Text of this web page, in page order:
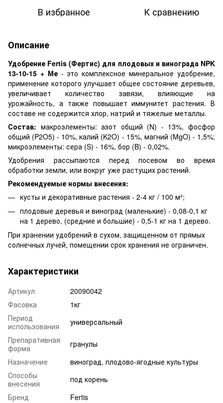
В избранное К сравнению
Описание
Удобрение Fertis (Фертис) для плодовых и винограда NPK
13-10-15 + Ме- это комплексное минеральное удобрение,
применение которого улучшает общее состояние деревьев,
увеличивает количество завязи, влияющие на
урожайность, а также повышает иммунитет растения. В
составе не содержится хлор, натрий и тяжелые металлы.
Состав: макроэлементы: азот общий (N) - 13%, фосфор
общий (P2O5) - 10%, калий (K2O) - 15%, магний (MgO) - 1,5%;
микроэлементы: сера (S) - 16%, бор (B) - 0,02%.
Удобрения рассыпаются перед посевом во время
обработки земли, или вокруг уже растущих растений.
Рекомендуемые нормы внесения:
кусты и декоративные растения - 2-4 кг / 100 м²;
плодовые деревья и виноград (маленькие) - 0,08-0,1 кг
на 1 дерево, (средние и большие) - 0,5-1 кг на 1 дерево.
При хранении удобрений в сухом, защищенном от прямых
солнечных лучей, помещении срок хранения не ограничен.
Характеристики
Артикул
20090042
Фасовка
1кг
Период
использования
универсальный
Препаративная
форма
гранулы
Назначение
виноград, плодово-ягодные культуры
Способы
внесения
под корень
Бренд
Fertis